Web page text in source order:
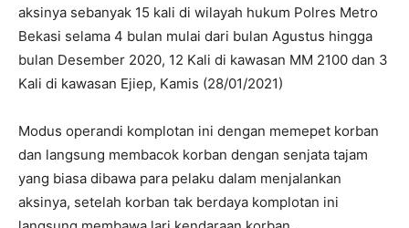
aksinya sebanyak 15 kali di wilayah hukum Polres Metro
Bekasi selama 4 bulan mulai dari bulan Agustus hingga
bulan Desember 2020, 12 Kali di kawasan MM 2100 dan 3
Kali di kawasan Ejiep, Kamis (28/01/2021)
Modus operandi komplotan ini dengan memepet korban
dan langsung membacok korban dengan senjata tajam
yang biasa dibawa para pelaku dalam menjalankan
aksinya, setelah korban tak berdaya komplotan ini